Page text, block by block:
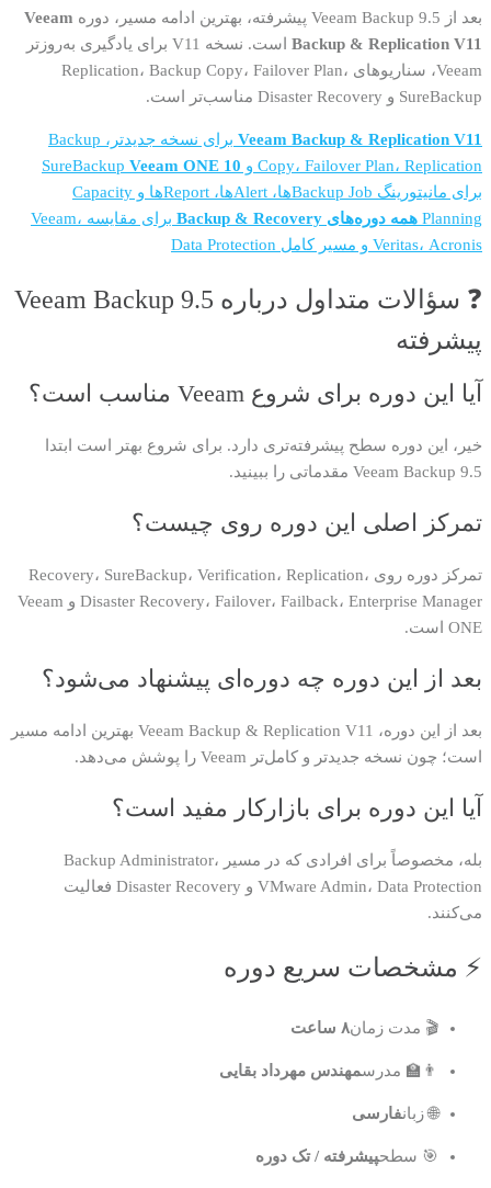
بعد از Veeam Backup 9.5 پیشرفته، بهترین ادامه مسیر، دوره
Veeam
Backup & Replication V11
است. نسخه V11 برای یادگیری به‌روزتر
Veeam، سناریوهای Replication، Backup Copy، Failover Plan،
SureBackup و Disaster Recovery مناسب‌تر است.
Veeam Backup & Replication V11
برای نسخه جدیدتر، Backup
Copy، Failover Plan، Replication و SureBackup
Veeam ONE 10
برای مانیتورینگ Backup Jobها، Alertها، Reportها و Capacity
Planning همه دوره‌های Backup & Recovery
برای مقایسه Veeam،
Veritas، Acronis و مسیر کامل Data Protection
❓ سؤالات متداول درباره Veeam Backup 9.5
پیشرفته
آیا این دوره برای شروع Veeam مناسب است؟
خیر، این دوره سطح پیشرفته‌تری دارد. برای شروع بهتر است ابتدا
Veeam Backup 9.5 مقدماتی را ببینید.
تمرکز اصلی این دوره روی چیست؟
تمرکز دوره روی Recovery، SureBackup، Verification، Replication،
Disaster Recovery، Failover، Failback، Enterprise Manager و Veeam
ONE است.
بعد از این دوره چه دوره‌ای پیشنهاد می‌شود؟
بعد از این دوره، Veeam Backup & Replication V11 بهترین ادامه مسیر
است؛ چون نسخه جدیدتر و کامل‌تر Veeam را پوشش می‌دهد.
آیا این دوره برای بازارکار مفید است؟
بله، مخصوصاً برای افرادی که در مسیر Backup Administrator،
VMware Admin، Data Protection و Disaster Recovery فعالیت
می‌کنند.
⚡ مشخصات سریع دوره
🎬 مدت زمان۸ ساعت
👨‍🏫 مدرسمهندس مهرداد بقایی
🌐 زبانفارسی
🎯 سطحپیشرفته / تک دوره